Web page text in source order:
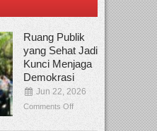
Ruang Publik
yang Sehat Jadi
Kunci Menjaga
Demokrasi
Jun 22, 2026
Comments Off